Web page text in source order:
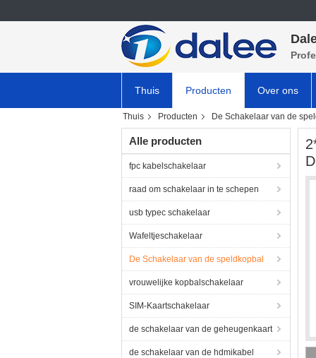
Thuis Producten Over ons
Thuis Producten De Schakelaar van de
Alle producten
fpc kabelschakelaar
raad om schakelaar in te schepen
usb typec schakelaar
Wafeltjeschakelaar
De Schakelaar van de speldkopbal
vrouwelijke kopbalschakelaar
SIM-Kaartschakelaar
de schakelaar van de geheugenkaart
de schakelaar van de hdmikabel